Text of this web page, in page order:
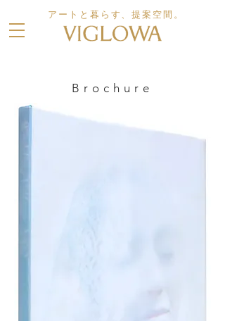
アートと暮らす、提案空間。
Brochure